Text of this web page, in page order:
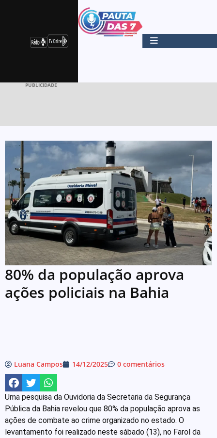
PUBLICIDADE
80% da população aprova
ações policiais na Bahia
Luana Campos 14/12/2025 0 comentários
Uma pesquisa da Ouvidoria da Secretaria da Segurança
Pública da Bahia revelou que 80% da população aprova as
ações de combate ao crime organizado no estado. O
levantamento foi realizado neste sábado (13), no Farol da